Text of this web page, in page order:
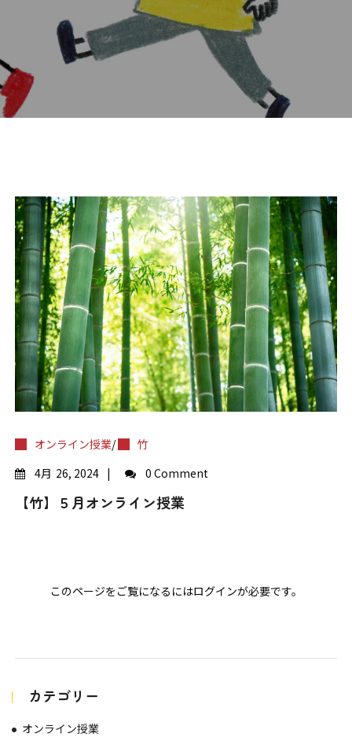
オンライン授業/
竹
4月 26, 2024 0 Comment
【竹】５月オンライン授業
このページをご覧になるにはログインが必要です。
カテゴリー
オンライン授業